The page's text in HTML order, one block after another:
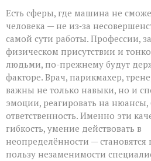
Есть сферы, где машина не
человека — не из‑за
самой сути работы. Профессии,
физическом присутствии и
людьми, по-прежнему будут
факторе. Врач, парикмахер,
важны не только навыки, но и
эмоции, реагировать на нюансы,
ответственность. Именно эти
гибкость, умение действовать в
неопределённости —
пользу незаменимости